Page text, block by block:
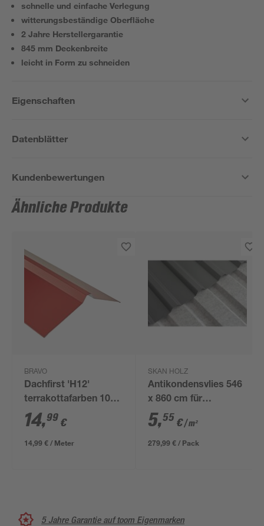
schnelle und einfache Verlegung
witterungsbeständige Oberfläche
2 Jahre Herstellergarantie
845 mm Deckenbreite
leicht in Form zu schneiden
Eigenschaften
Datenblätter
Kundenbewertungen
Ähnliche Produkte
BRAVO
Dachfirst 'H12'
terrakottafarben 100
x 0,04 cm
14,99 €
14,99 € / Meter
SKAN HOLZ
Antikondensvlies 546
x 860 cm für
Trapezblech-
Dachplatten
5,55 €/ m²
279,99 € / Pack
5 Jahre Garantie auf toom Eigenmarken